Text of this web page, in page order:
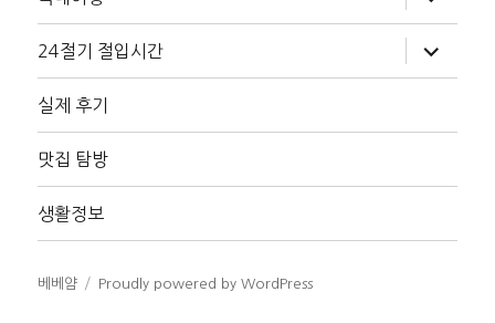
확
장
위
메
확
장
24절기 절입시간
위
메
장
실제 후기
맛집 탐방
생활정보
베베얌 Proudly powered by WordPress